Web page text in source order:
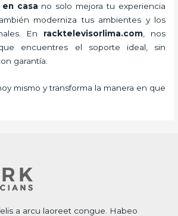
en casa no solo mejora tu experiencia
moderniza tus ambientes y los
En racktelevisorlima.com , nos
encuentres el soporte ideal, sin
garantía.
mismo y transforma la manera en que
a arcu laoreet congue. Habeo